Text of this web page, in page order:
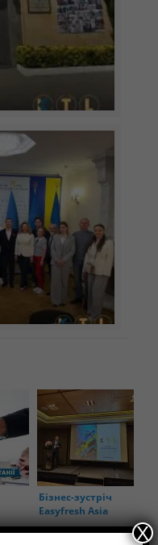
Бізнес-зустріч
Easyfresh Asia
Meeting 2024
X